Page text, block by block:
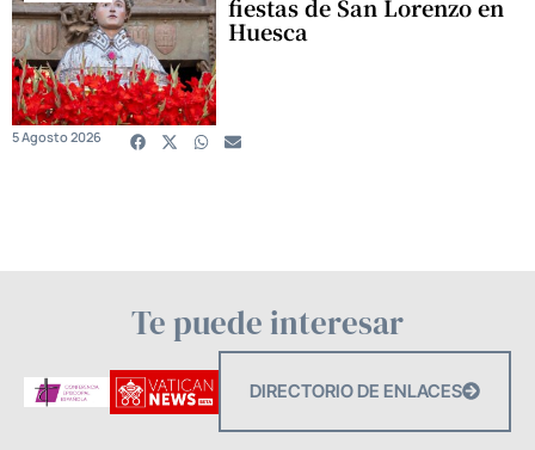
fiestas de San Lorenzo en
Huesca
5 Agosto 2026
Te puede interesar
DIRECTORIO DE ENLACES